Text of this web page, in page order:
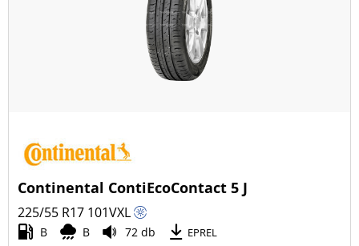
Visi sezonai (33)
Lengvasis automobilis (168)
Mažas sunkvežimis (24)
Motociklas (0)
Continental ContiEcoContact 5 J
225/55 R17 101VXL
B B 72 db EPREL